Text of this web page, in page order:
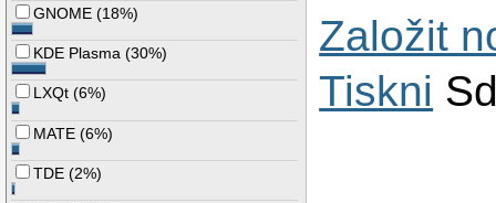
GNOME (18%)
KDE Plasma (30%)
LXQt (6%)
MATE (6%)
TDE (2%)
Založit
Tiskni